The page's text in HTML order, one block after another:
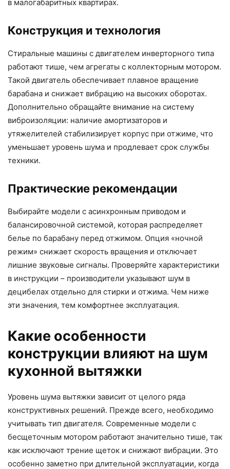
в малогабаритных квартирах.
Конструкция и технология
Стиральные машины с двигателем инверторного типа
работают тише, чем агрегаты с коллекторным мотором.
Такой двигатель обеспечивает плавное вращение
барабана и снижает вибрацию на высоких оборотах.
Дополнительно обращайте внимание на систему
виброизоляции: наличие амортизаторов и
утяжелителей стабилизирует корпус при отжиме, что
уменьшает уровень шума и продлевает срок службы
техники.
Практические рекомендации
Выбирайте модели с асинхронным приводом и
балансировочной системой, которая распределяет
белье по барабану перед отжимом. Опция «ночной
режим» снижает скорость вращения и отключает
лишние звуковые сигналы. Проверяйте характеристики
в инструкции – производители указывают шум в
децибелах отдельно для стирки и отжима. Чем ниже
эти значения, тем комфортнее эксплуатация.
Какие особенности
конструкции влияют на шум
кухонной вытяжки
Уровень шума вытяжки зависит от целого ряда
конструктивных решений. Прежде всего, необходимо
учитывать тип двигателя. Современные модели с
бесщеточным мотором работают значительно тише, так
как исключают трение щеток и снижают вибрации. Это
особенно заметно при длительной эксплуатации, когда